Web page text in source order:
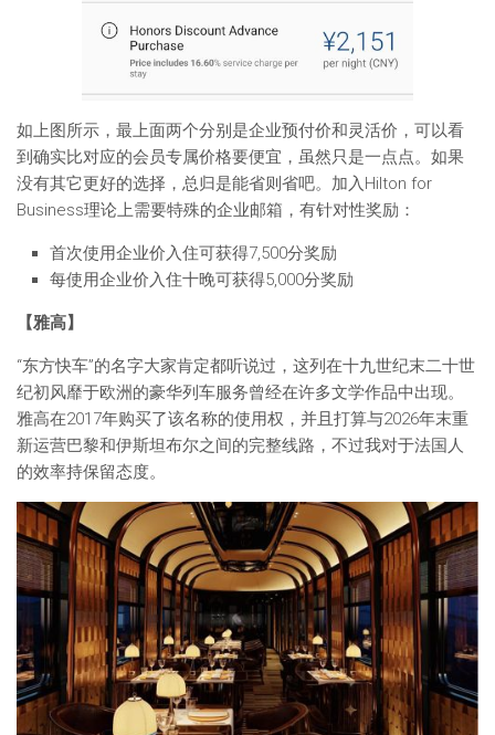
如上图所示，最上面两个分别是企业预付价和灵活价，可以看
到确实比对应的会员专属价格要便宜，虽然只是一点点。如果
没有其它更好的选择，总归是能省则省吧。加入Hilton for
Business理论上需要特殊的企业邮箱，有针对性奖励：
首次使用企业价入住可获得7,500分奖励
每使用企业价入住十晚可获得5,000分奖励
【雅高】
“东方快车”的名字大家肯定都听说过，这列在十九世纪末二十世
纪初风靡于欧洲的豪华列车服务曾经在许多文学作品中出现。
雅高在2017年购买了该名称的使用权，并且打算与2026年末重
新运营巴黎和伊斯坦布尔之间的完整线路，不过我对于法国人
的效率持保留态度。